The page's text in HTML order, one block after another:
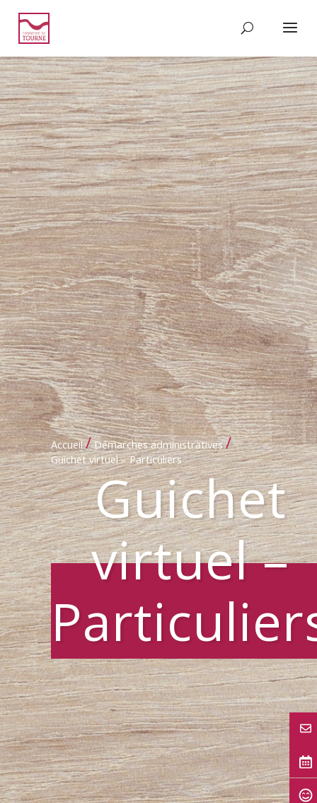
Accueil / Démarches administratives /
Guichet virtuel – Particuliers
Guichet
virtuel –